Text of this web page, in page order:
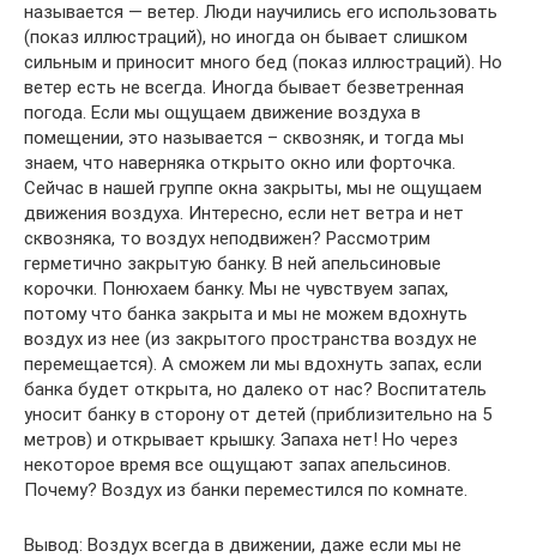
называется — ветер. Люди научились его использовать
(показ иллюстраций), но иногда он бывает слишком
сильным и приносит много бед (показ иллюстраций). Но
ветер есть не всегда. Иногда бывает безветренная
погода. Если мы ощущаем движение воздуха в
помещении, это называется – сквозняк, и тогда мы
знаем, что наверняка открыто окно или форточка.
Сейчас в нашей группе окна закрыты, мы не ощущаем
движения воздуха. Интересно, если нет ветра и нет
сквозняка, то воздух неподвижен? Рассмотрим
герметично закрытую банку. В ней апельсиновые
корочки. Понюхаем банку. Мы не чувствуем запах,
потому что банка закрыта и мы не можем вдохнуть
воздух из нее (из закрытого пространства воздух не
перемещается). А сможем ли мы вдохнуть запах, если
банка будет открыта, но далеко от нас? Воспитатель
уносит банку в сторону от детей (приблизительно на 5
метров) и открывает крышку. Запаха нет! Но через
некоторое время все ощущают запах апельсинов.
Почему? Воздух из банки переместился по комнате.
Вывод: Воздух всегда в движении, даже если мы не